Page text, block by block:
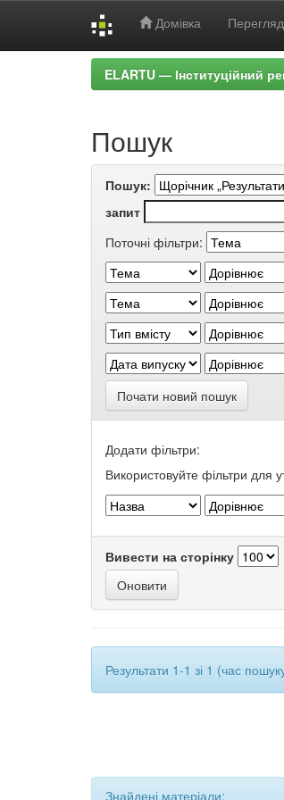
Домівка Перегляд
ELARTU — Інституційний
Пошук
Пошук:
запит
Поточні фільтри:
Почати новий пошук
Додати фільтри:
Використовуйте фільтри для
Вивести на сторінку
Результати 1-1 зі 1 (час
Знайдені матеріали: